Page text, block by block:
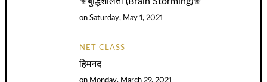
onSaturday, May 1, 2021
NET CLASS
हिमनद